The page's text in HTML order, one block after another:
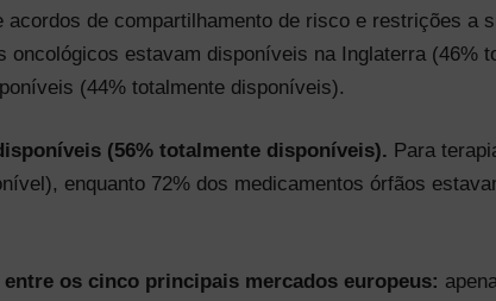
de compartilhamento de risco e restrições a
estavam disponíveis na Inglaterra (46%
(44% totalmente disponíveis).
(56% totalmente disponíveis). Para
enquanto 72% dos medicamentos órfãos
os cinco principais mercados europeus: